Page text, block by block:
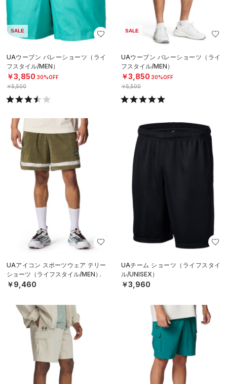
SALE
UAウーブン バレーショーツ（ライ
フスタイル/MEN）
￥3,850 30%OFF
￥5,500
SALE
UAウーブン バレーショーツ（ライ
フスタイル/MEN）
￥3,850 30%OFF
￥5,500
UAアイコン スポーツウェア テリー
ショーツ（ライフスタイル/MEN）
￥9,460
UAチーム ショーツ（ライフスタイ
ル/UNISEX）
￥3,960